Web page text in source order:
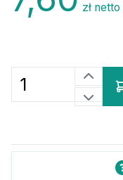
zł netto